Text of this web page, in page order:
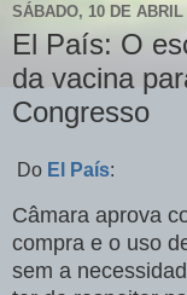
SÁBADO, 10 DE ABRIL
El País: O
da vacina
Congresso
Do El País:
Câmara aprova
compra e o uso
sem a